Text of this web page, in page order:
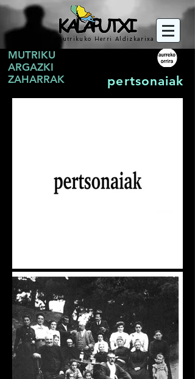
Mutrikuko Herri Aldizkarixa
MUTRIKU
ARGAZKI
ZAHARRAK
pertsonaiak